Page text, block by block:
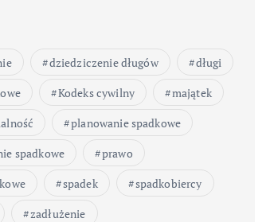
dziedziczenie długów
długi
Kodeks cywilny
majątek
planowanie spadkowe
spadkowe
prawo
spadek
spadkobiercy
zadłużenie